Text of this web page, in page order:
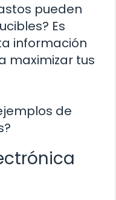
pueden
Es
información
maximizar tus
de